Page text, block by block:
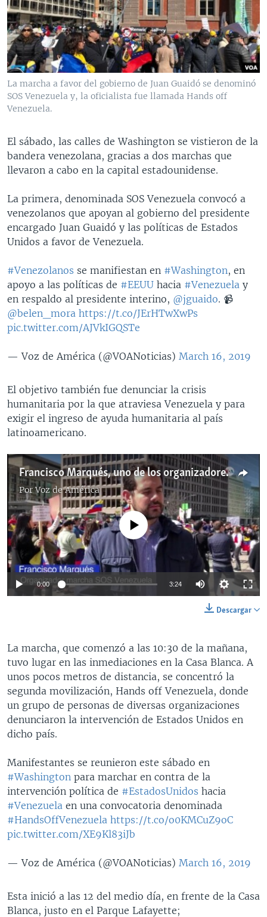
VENEZUELA
BRASIL
NICARAGUA
ECONOMÍA
ENTRETENIMIENTO Y CULTURA
TECNOLOGÍA
DEPORTES
CIENCIA Y SALUD
MULTIMEDIA
VIDEOS
FOTOGRAFÍA
AUDIOS
PROGRAMAS TV
EL MUNDO AL DÍA
FORO INTERAMERICANO
VISIÓN 360
PANORAMA
RADIO
AVANCE INFORMATIVO
AUDIONOTICIAS
ESTADOS UNIDOS AL DÍA
EL MUNDO AL DÍA [RADIO]
DEPORTIVO INTERNACIONAL
NOTA ECONÓMICA
ENTRETENIMIENTO
DIRECT
DOCUMENTALES DE LA VOA
SÍGANOS
Idiomas
La marcha a favor del gobierno de Juan Guaidó se denominó
SOS Venezuela y, la oficialista fue llamada Hands off
Venezuela.
El sábado, las calles de Washington se vistieron de la
bandera venezolana, gracias a dos marchas que
llevaron a cabo en la capital estadounidense.
La primera, denominada SOS Venezuela convocó a
venezolanos que apoyan al gobierno del presidente
encargado Juan Guaidó y las políticas de Estados
Unidos a favor de Venezuela.
#Venezolanos se manifiestan en #Washington, en
apoyo a las políticas de #EEUU hacia #Venezuela y
en respaldo al presidente interino, @jguaido. 📹
@belen_mora https://t.co/JErHTwXwPs
pic.twitter.com/AJVkIGQSTe
— Voz de América (@VOANoticias) March 16, 2019
El objetivo también fue denunciar la crisis
humanitaria por la que atraviesa Venezuela y para
exigir el ingreso de ayuda humanitaria al país
latinoamericano.
Francisco Marqués, uno de los organizadores de la marcha SOS Venezuela
PorVoz de América
No media source currently available
0:00 3:24
Descargar
​La marcha, que comenzó a las 10:30 de la mañana,
tuvo lugar en las inmediaciones en la Casa Blanca. A
unos pocos metros de distancia, se concentró la
segunda movilización, Hands off Venezuela, donde
un grupo de personas de diversas organizaciones
denunciaron la intervención de Estados Unidos en
dicho país.
Manifestantes se reunieron este sábado en
#Washington para marchar en contra de la
intervención política de #EstadosUnidos hacia
#Venezuela en una convocatoria denominada
#HandsOffVenezuela https://t.co/o0KMCuZ9oC
pic.twitter.com/XE9Kl83iJb
— Voz de América (@VOANoticias) March 16, 2019
​Esta inició a las 12 del medio día, en frente de la Casa
Blanca, justo en el Parque Lafayette;